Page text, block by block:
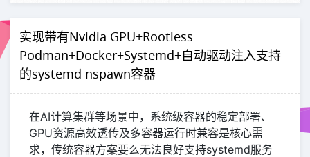
实现带有Nvidia GPU+Rootless
Podman+Docker+Systemd+自动驱动注入支持
的systemd nspawn容器
在AI计算集群等场景中，系统级容器的稳定部署、
GPU资源高效透传及多容器运行时兼容是核心需
求，传统容器方案要么无法良好支持systemd服务